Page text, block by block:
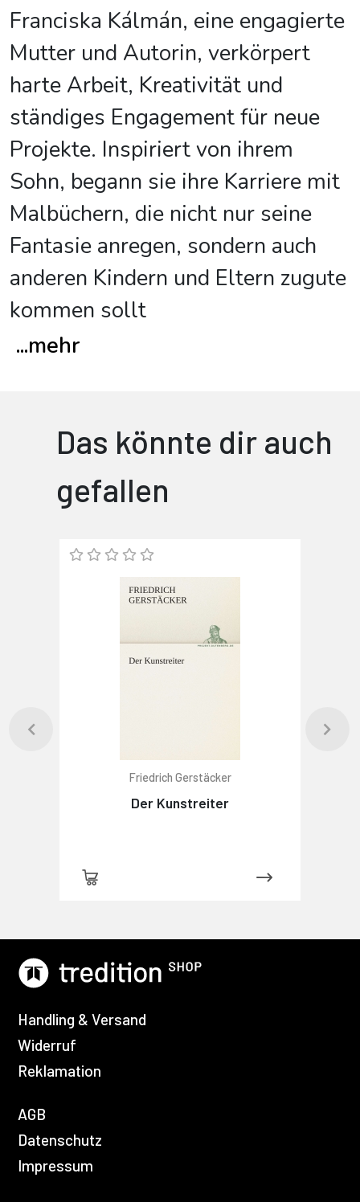
Franciska Kálmán, eine engagierte
Mutter und Autorin, verkörpert
harte Arbeit, Kreativität und
ständiges Engagement für neue
Projekte. Inspiriert von ihrem
Sohn, begann sie ihre Karriere mit
Malbüchern, die nicht nur seine
Fantasie anregen, sondern auch
anderen Kindern und Eltern zugute
kommen sollt
...mehr
Das könnte dir auch
gefallen
Friedrich Gerstäcker
Der Kunstreiter
Handling & Versand
Widerruf
Reklamation
AGB
Datenschutz
Impressum